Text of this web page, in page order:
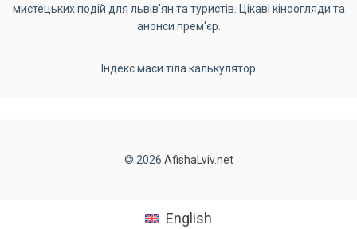
мистецьких подій для львів'ян та туристів. Цікаві кіноогляди та
анонси прем'єр.
Індекс маси тіла калькулятор
© 2026 AfishaLviv.net
English